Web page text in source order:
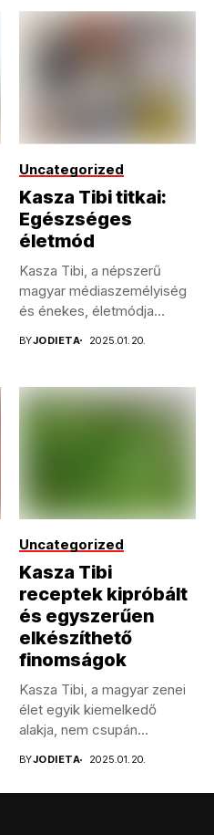
Uncategorized
Kasza Tibi titkai:
Egészséges
életmód
Kasza Tibi, a népszerű
magyar médiaszemélyiség
és énekes, életmódja
BYJODIETA 2025.01.20.
Uncategorized
Kasza Tibi
receptek kipróbált
és egyszerűen
elkészíthető
finomságok
Kasza Tibi, a magyar zenei
élet egyik kiemelkedő
alakja, nem csupán
BYJODIETA 2025.01.20.